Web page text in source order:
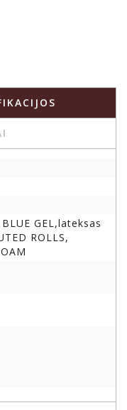
GEL,lateksas
ROLLS,